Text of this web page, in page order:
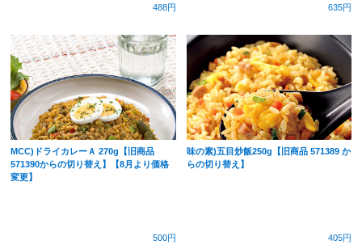
488円 635円
MCC)ドライカレーＡ 270g【旧商品
571390からの切り替え】【8月より価格
変更】
500円
味の素)五目炒飯250g【旧商品 571389 か
らの切り替え】
405円